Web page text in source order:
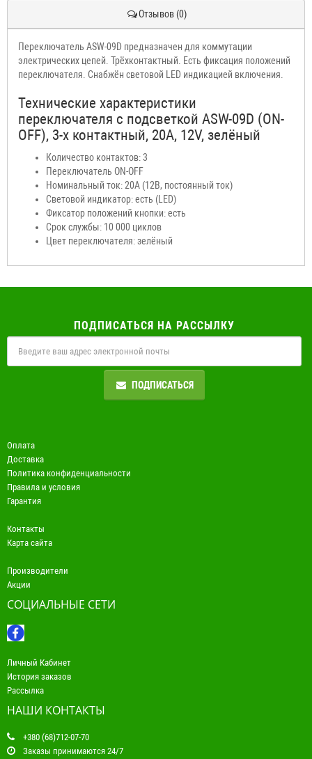
Отзывов (0)
Переключатель ASW-09D предназначен для коммутации
электрических цепей. Трёхконтактный. Есть фиксация положений
переключателя. Снабжён световой LED индикацией включения.
Технические характеристики
переключателя с подсветкой ASW-09D (ON-
OFF), 3-х контактный, 20А, 12V, зелёный
Количество контактов: 3
Переключатель ON-OFF
Номинальный ток: 20А (12В, постоянный ток)
Световой индикатор: есть (LED)
Фиксатор положений кнопки: есть
Срок службы: 10 000 циклов
Цвет переключателя: зелёный
ПОДПИСАТЬСЯ НА РАССЫЛКУ
ПОДПИСАТЬСЯ
Оплата
Доставка
Политика конфиденциальности
Правила и условия
Гарантия
Контакты
Карта сайта
Производители
Акции
СОЦИАЛЬНЫЕ СЕТИ
Личный Кабинет
История заказов
Рассылка
НАШИ КОНТАКТЫ
+380 (68)712-07-70
Заказы принимаются 24/7